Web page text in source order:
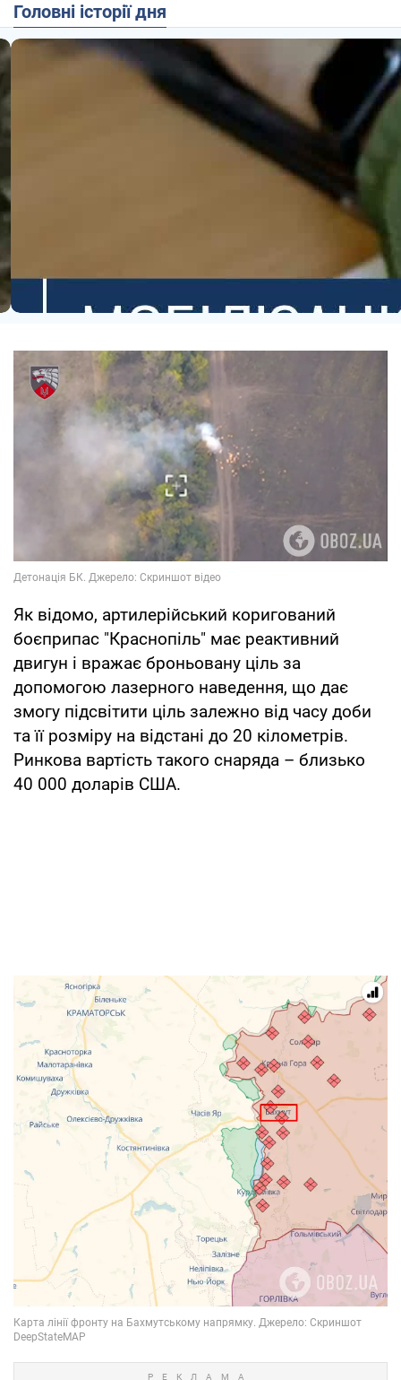
Головні історії дня
Як відомо, артилерійський коригований
боєприпас "Краснопіль" має реактивний
двигун і вражає броньовану ціль за
допомогою лазерного наведення, що дає
змогу підсвітити ціль залежно від часу доби
та її розміру на відстані до 20 кілометрів.
Ринкова вартість такого снаряда – близько
40 000 доларів США.